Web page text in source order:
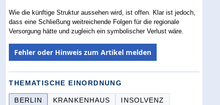
Wie die künftige Struktur aussehen wird, ist offen. Klar ist jedoch,
dass eine Schließung weitreichende Folgen für die regionale
Versorgung hätte und zugleich ein symbolischer Verlust wäre.
Fehler oder Hinweis zum Artikel melden
THEMATISCHE EINORDNUNG
BERLIN KRANKENHAUS
INSOLVENZ